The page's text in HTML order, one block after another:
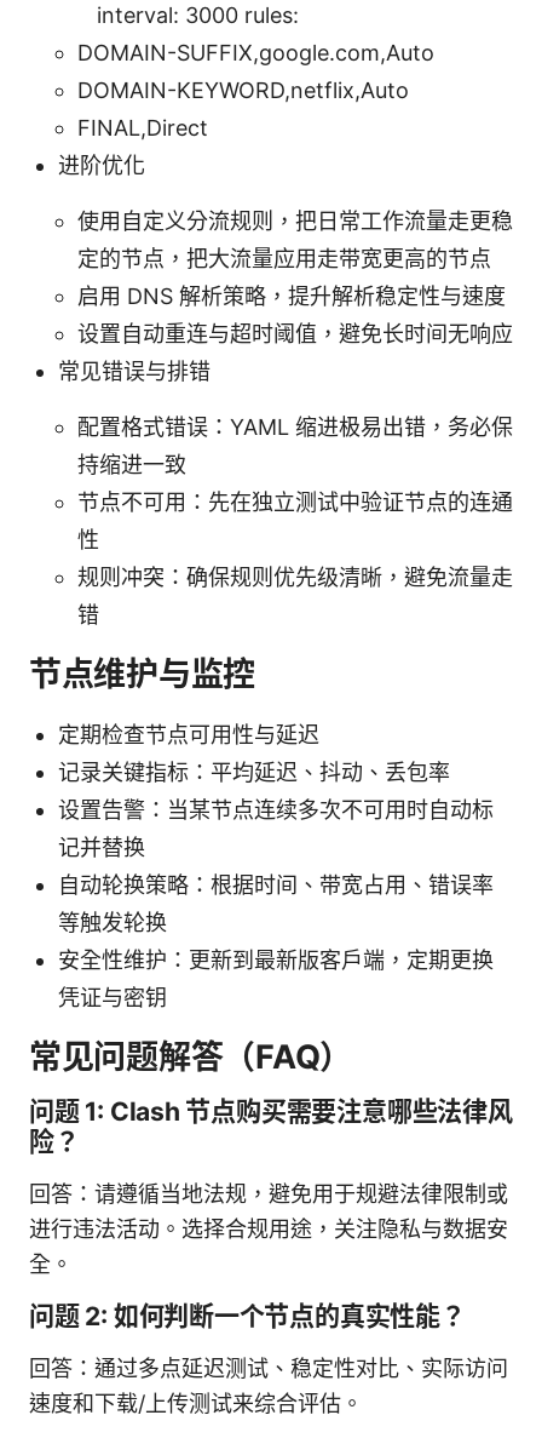
interval: 3000 rules:
DOMAIN-SUFFIX,google.com,Auto
DOMAIN-KEYWORD,netflix,Auto
FINAL,Direct
进阶优化
使用自定义分流规则，把日常工作流量走更稳
定的节点，把大流量应用走带宽更高的节点
启用 DNS 解析策略，提升解析稳定性与速度
设置自动重连与超时阈值，避免长时间无响应
常见错误与排错
配置格式错误：YAML 缩进极易出错，务必保
持缩进一致
节点不可用：先在独立测试中验证节点的连通
性
规则冲突：确保规则优先级清晰，避免流量走
错
节点维护与监控
定期检查节点可用性与延迟
记录关键指标：平均延迟、抖动、丢包率
设置告警：当某节点连续多次不可用时自动标
记并替换
自动轮换策略：根据时间、带宽占用、错误率
等触发轮换
安全性维护：更新到最新版客户端，定期更换
凭证与密钥
常见问题解答（FAQ）
问题 1: Clash 节点购买需要注意哪些法律风
险？
回答：请遵循当地法规，避免用于规避法律限制或
进行违法活动。选择合规用途，关注隐私与数据安
全。
问题 2: 如何判断一个节点的真实性能？
回答：通过多点延迟测试、稳定性对比、实际访问
速度和下载/上传测试来综合评估。